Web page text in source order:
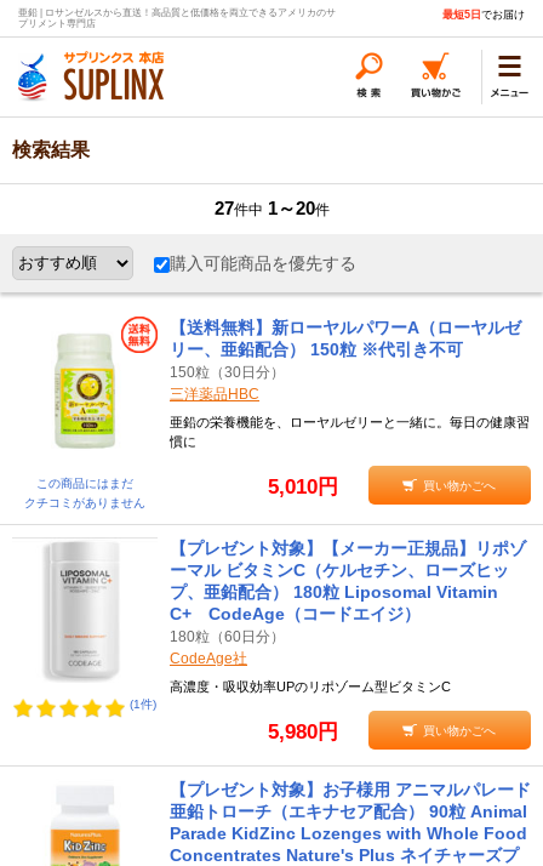
亜鉛 | ロサンゼルスから直送！高品質と低価格を両立できるアメリカのサ
プリメント専門店
最短5日 でお届け
検索結果
27件中 1～20件
購入可能商品を優先する
この商品にはまだ
クチコミがありません
【送料無料】新ローヤルパワーA（ローヤルゼ
リー、亜鉛配合） 150粒 ※代引き不可
150粒（30日分）
三洋薬品HBC
亜鉛の栄養機能を、ローヤルゼリーと一緒に。毎日の健康習
慣に
5,010円 買い物かごへ
(1件)
【プレゼント対象】【メーカー正規品】リポゾ
ーマル ビタミンC（ケルセチン、ローズヒッ
プ、亜鉛配合） 180粒 Liposomal Vitamin
C+ CodeAge（コードエイジ）
180粒（60日分）
CodeAge社
高濃度・吸収効率UPのリポゾーム型ビタミンC
5,980円 買い物かごへ
【プレゼント対象】お子様用 アニマルパレード
亜鉛トローチ（エキナセア配合） 90粒 Animal
Parade KidZinc Lozenges with Whole Food
Concentrates Nature's Plus ネイチャーズプ